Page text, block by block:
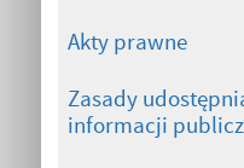
Akty prawne
Zasady
informacji